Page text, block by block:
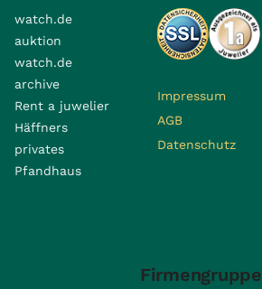
watch.de
auktion
watch.de
archive
Rent a juwelier
Häffners
privates
Pfandhaus
Impressum
AGB
Datenschutz
Firmengruppe